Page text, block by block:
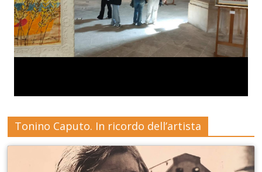
Tonino Caputo. In ricordo dell’artista